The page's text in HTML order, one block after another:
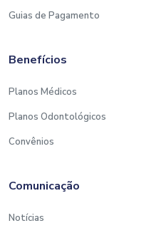
Guias de Pagamento
Benefícios
Planos Médicos
Planos Odontológicos
Convênios
Comunicação
Notícias